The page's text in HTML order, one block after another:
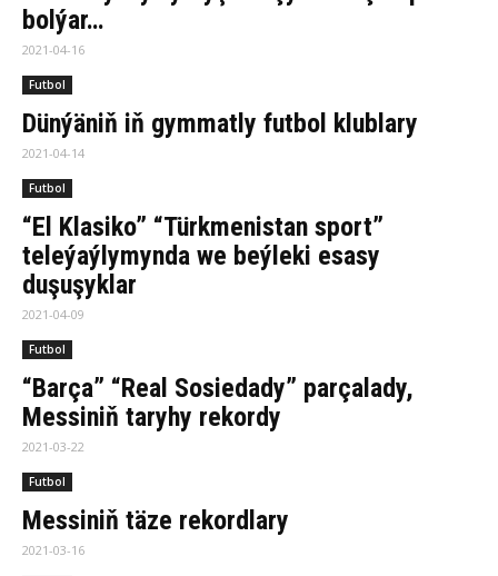
bolýar…
2021-04-16
Futbol
Dünýäniň iň gymmatly futbol klublary
2021-04-14
Futbol
“El Klasiko” “Türkmenistan sport”
teleýaýlymynda we beýleki esasy
duşuşyklar
2021-04-09
Futbol
“Barça” “Real Sosiedady” parçalady,
Messiniň taryhy rekordy
2021-03-22
Futbol
Messiniň täze rekordlary
2021-03-16